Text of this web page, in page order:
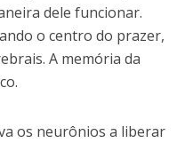
dele funcionar.
o centro do prazer,
A memória da
os neurônios a liberar